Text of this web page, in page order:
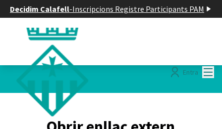
Decidim Calafell-Inscripcions Registre Participants PAM
Entra